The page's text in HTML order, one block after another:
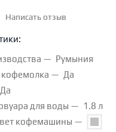
Написать отзыв
Румыния
кофемолка
Да
Да
для воды
1.8 л
кофемашины